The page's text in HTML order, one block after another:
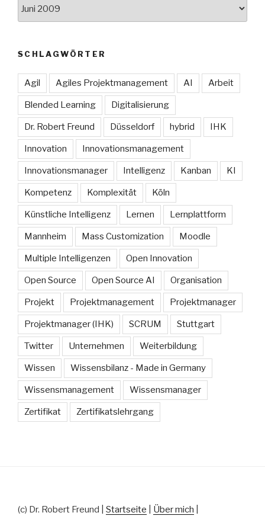
SCHLAGWÖRTER
Agil Agiles Projektmanagement AI Arbeit
Blended Learning Digitalisierung
Dr. Robert Freund Düsseldorf hybrid IHK
Innovation Innovationsmanagement
Innovationsmanager Intelligenz Kanban KI
Kompetenz Komplexität Köln
Künstliche Intelligenz Lernen Lernplattform
Mannheim Mass Customization Moodle
Multiple Intelligenzen Open Innovation
Open Source Open Source AI Organisation
Projekt Projektmanagement Projektmanager
Projektmanager (IHK) SCRUM Stuttgart
Twitter Unternehmen Weiterbildung
Wissen Wissensbilanz - Made in Germany
Wissensmanagement Wissensmanager
Zertifikat Zertifikatslehrgang
(c) Dr. Robert Freund | Startseite Über mich